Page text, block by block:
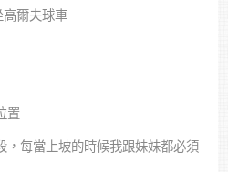
高爾夫球車
置
，每當上坡的時候我跟妹妹都必須